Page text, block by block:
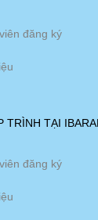
đăng ký
TRÌNH TẠI
đăng ký